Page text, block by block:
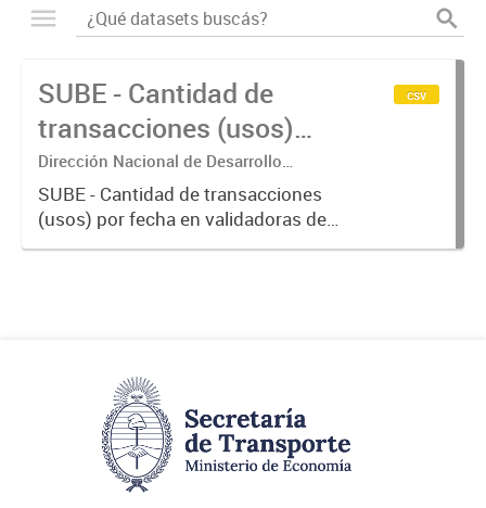
SUBE - Cantidad de
transacciones (usos)
por fecha
Dirección Nacional de Desarrollo
Tecnológico - Ministerio de Transporte.
SUBE - Cantidad de transacciones
(usos) por fecha en validadoras de
la red SUBE.
csv